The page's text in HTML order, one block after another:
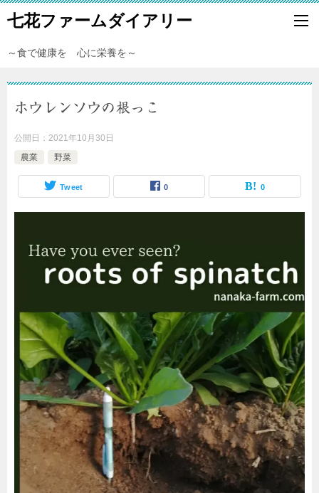
七花ファームダイアリー
～食で健康を 心に栄養を～
ホウレンソウの根っこ
公開日： 2021年10月30日
農業
野菜
Tweet 0 0